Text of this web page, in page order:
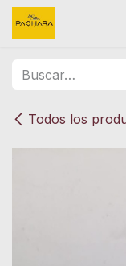
Ir al contenido
Todos los